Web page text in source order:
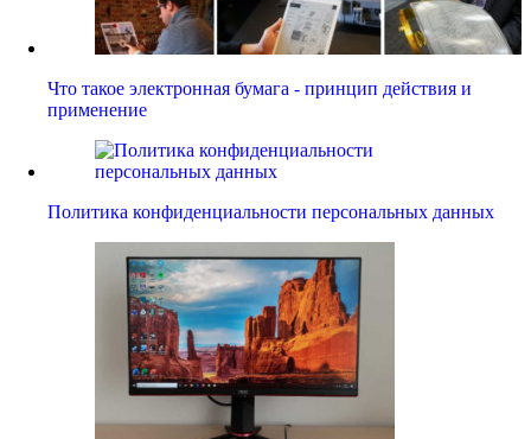
Что такое электронная бумага - принцип действия и
применение
Политика конфиденциальности персональных данных